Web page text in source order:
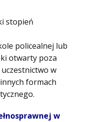
stopień
policealnej lub
otwarty poza
w
formach
w